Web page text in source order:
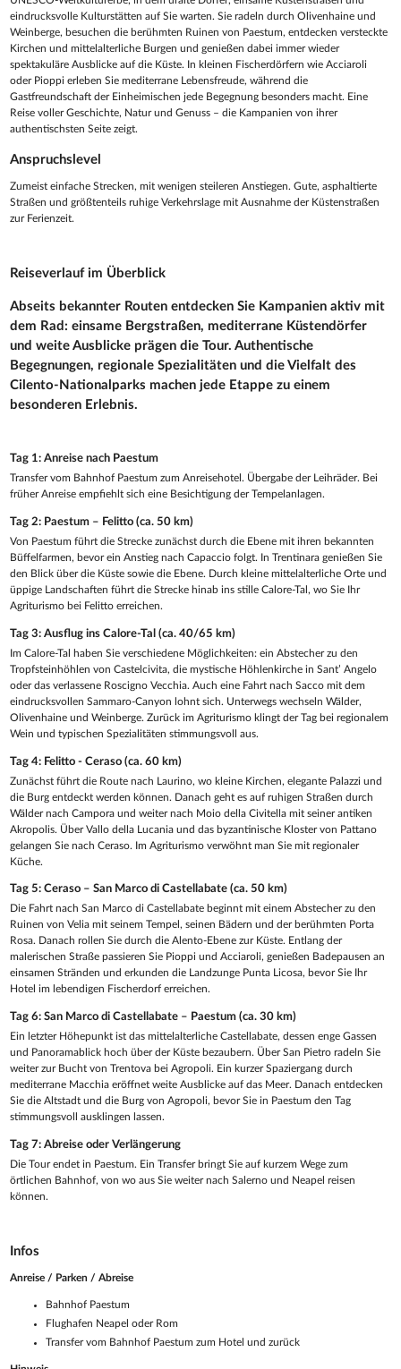
eindrucksvolle Kulturstätten auf Sie warten. Sie radeln durch Olivenhaine und
Weinberge, besuchen die berühmten Ruinen von Paestum, entdecken versteckte
Kirchen und mittelalterliche Burgen und genießen dabei immer wieder
spektakuläre Ausblicke auf die Küste. In kleinen Fischerdörfern wie Acciaroli
oder Pioppi erleben Sie mediterrane Lebensfreude, während die
Gastfreundschaft der Einheimischen jede Begegnung besonders macht. Eine
Reise voller Geschichte, Natur und Genuss – die Kampanien von ihrer
authentischsten Seite zeigt.
Anspruchslevel
Zumeist einfache Strecken, mit wenigen steileren Anstiegen. Gute, asphaltierte
Straßen und größtenteils ruhige Verkehrslage mit Ausnahme der Küstenstraßen
zur Ferienzeit.
Reiseverlauf im Überblick
Abseits bekannter Routen entdecken Sie Kampanien aktiv mit
dem Rad: einsame Bergstraßen, mediterrane Küstendörfer
und weite Ausblicke prägen die Tour. Authentische
Begegnungen, regionale Spezialitäten und die Vielfalt des
Cilento-Nationalparks machen jede Etappe zu einem
besonderen Erlebnis.
Tag 1: Anreise nach Paestum
Transfer vom Bahnhof Paestum zum Anreisehotel. Übergabe der Leihräder. Bei
früher Anreise empfiehlt sich eine Besichtigung der Tempelanlagen.
Tag 2: Paestum – Felitto (ca. 50 km)
Von Paestum führt die Strecke zunächst durch die Ebene mit ihren bekannten
Büffelfarmen, bevor ein Anstieg nach Capaccio folgt. In Trentinara genießen Sie
den Blick über die Küste sowie die Ebene. Durch kleine mittelalterliche Orte und
üppige Landschaften führt die Strecke hinab ins stille Calore-Tal, wo Sie Ihr
Agriturismo bei Felitto erreichen.
Tag 3: Ausflug ins Calore-Tal (ca. 40/65 km)
Im Calore-Tal haben Sie verschiedene Möglichkeiten: ein Abstecher zu den
Tropfsteinhöhlen von Castelcivita, die mystische Höhlenkirche in Sant’ Angelo
oder das verlassene Roscigno Vecchia. Auch eine Fahrt nach Sacco mit dem
eindrucksvollen Sammaro-Canyon lohnt sich. Unterwegs wechseln Wälder,
Olivenhaine und Weinberge. Zurück im Agriturismo klingt der Tag bei regionalem
Wein und typischen Spezialitäten stimmungsvoll aus.
Tag 4: Felitto - Ceraso (ca. 60 km)
Zunächst führt die Route nach Laurino, wo kleine Kirchen, elegante Palazzi und
die Burg entdeckt werden können. Danach geht es auf ruhigen Straßen durch
Wälder nach Campora und weiter nach Moio della Civitella mit seiner antiken
Akropolis. Über Vallo della Lucania und das byzantinische Kloster von Pattano
gelangen Sie nach Ceraso. Im Agriturismo verwöhnt man Sie mit regionaler
Küche.
Tag 5: Ceraso – San Marco di Castellabate (ca. 50 km)
Die Fahrt nach San Marco di Castellabate beginnt mit einem Abstecher zu den
Ruinen von Velia mit seinem Tempel, seinen Bädern und der berühmten Porta
Rosa. Danach rollen Sie durch die Alento-Ebene zur Küste. Entlang der
malerischen Straße passieren Sie Pioppi und Acciaroli, genießen Badepausen an
einsamen Stränden und erkunden die Landzunge Punta Licosa, bevor Sie Ihr
Hotel im lebendigen Fischerdorf erreichen.
Tag 6: San Marco di Castellabate – Paestum (ca. 30 km)
Ein letzter Höhepunkt ist das mittelalterliche Castellabate, dessen enge Gassen
und Panoramablick hoch über der Küste bezaubern. Über San Pietro radeln Sie
weiter zur Bucht von Trentova bei Agropoli. Ein kurzer Spaziergang durch
mediterrane Macchia eröffnet weite Ausblicke auf das Meer. Danach entdecken
Sie die Altstadt und die Burg von Agropoli, bevor Sie in Paestum den Tag
stimmungsvoll ausklingen lassen.
Tag 7: Abreise oder Verlängerung
Die Tour endet in Paestum. Ein Transfer bringt Sie auf kurzem Wege zum
örtlichen Bahnhof, von wo aus Sie weiter nach Salerno und Neapel reisen
können.
Infos
Anreise / Parken / Abreise
Bahnhof Paestum
Flughafen Neapel oder Rom
Transfer vom Bahnhof Paestum zum Hotel und zurück